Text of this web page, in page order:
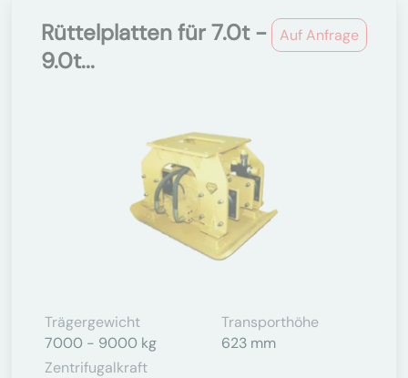
Auf Anfrage
Rüttelplatten für 7.0t -
9.0t...
Trägergewicht
7000 - 9000 kg
Transporthöhe
623 mm
Zentrifugalkraft